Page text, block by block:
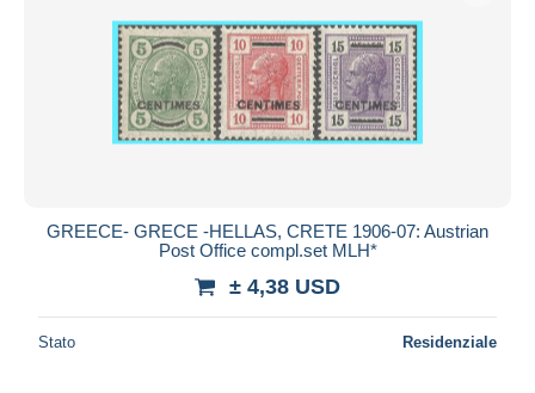
GREECE- GRECE -HELLAS, CRETE 1906-07: Austrian
Post Office compl.set MLH*
± 4,38 USD
Stato Residenziale